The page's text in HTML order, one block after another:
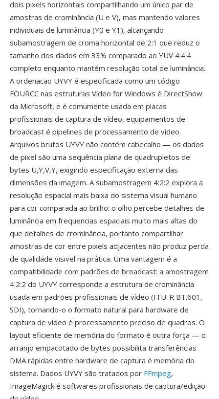
dois pixels horizontais compartilhando um único par de
amostras de crominância (U e V), mas mantendo valores
individuais de luminância (Y0 e Y1), alcançando
subamostragem de croma horizontal de 2:1 que reduz o
tamanho dos dados em 33% comparado ao YUV 4:4:4
completo enquanto mantém resolução total de luminância.
A ordenacao UYVY é especificada como um código
FOURCC nas estruturas Vídeo for Windows é DirectShow
da Microsoft, e é comumente usada em placas
profissionais de captura de vídeo, equipamentos de
broadcast é pipelines de processamento de vídeo.
Arquivos brutos UYVY não contém cabecalho — os dados
de pixel são uma sequência plana de quadrupletos de
bytes U,Y,V,Y, exigindo especificação externa das
dimensões da imagem. A subamostragem 4:2:2 explora a
resolução espacial mais baixa do sistema visual humano
para cor comparada ao brilho: o olho percebe detalhes de
luminância em frequencias espaciais muito mais altas do
que detalhes de crominância, portanto compartilhar
amostras de cor entre pixels adjacentes não produz perda
de qualidade visivel na prática. Uma vantagem é a
compatibilidade com padrões de broadcast: a amostragem
4:2:2 do UYVY corresponde a estrutura de crominância
usada em padrões profissionais de vídeo (ITU-R BT.601,
SDI), tornando-o o formato natural para hardware de
captura de vídeo é processamento preciso de quadros. O
layout eficiente de memória do formato é outra força — o
arranjo empacotado de bytes possibilita transferências
DMA rápidas entre hardware de captura é memória do
sistema. Dados UYVY são tratados por FFmpeg,
ImageMagick é softwares profissionais de captura/edição